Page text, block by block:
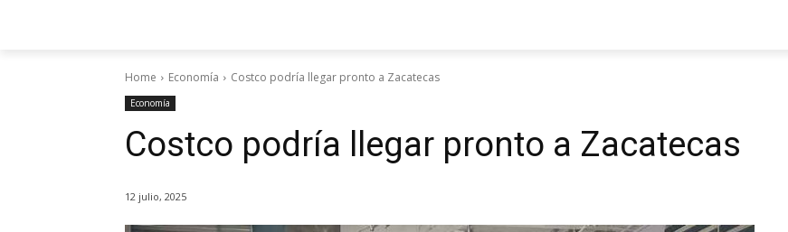
Home Economía Costco podría llegar pronto a Zacatecas
Economía
Costco podría llegar pronto a Zacatecas
12 julio, 2025